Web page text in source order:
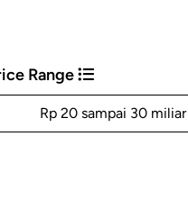
Range
Rp 20 sampai 30 miliar